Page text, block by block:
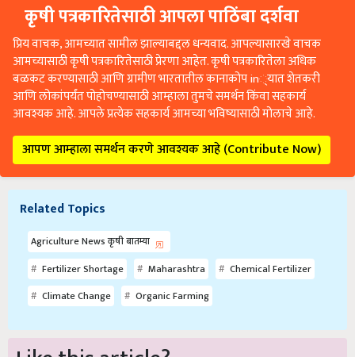
कृषी पत्रकारितेसाठी आपला पाठिंबा दर्शवा
प्रिय वाचक, आमच्यात सामील झाल्याबद्दल धन्यवाद. आपल्यासारखे वाचक
आमच्यासाठी कृषी पत्रकारितेसाठी प्रेरणा आहेत. कृषी पत्रकारितेला अधिक
बळकट करण्यासाठी आणि ग्रामीण भारतातील कानाकोप in्यात शेतकरी
आणि लोकांपर्यंत पोहोचण्यासाठी आम्हाला तुमचे समर्थन किंवा सहकार्य
आवश्यक आहे. आपले प्रत्येक सहकार्य आमच्या भविष्यासाठी मोलाचे आहे.
आपण आम्हाला समर्थन करणे आवश्यक आहे (Contribute Now)
Related Topics
Agriculture News कृषी बातम्या
Fertilizer Shortage
Maharashtra
Chemical Fertilizer
Climate Change
Organic Farming